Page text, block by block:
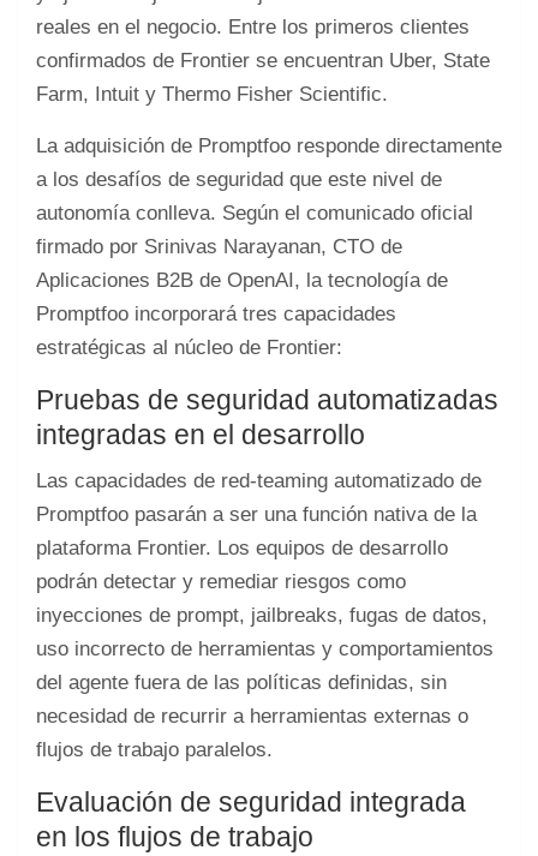
reales en el negocio. Entre los primeros clientes
confirmados de Frontier se encuentran Uber, State
Farm, Intuit y Thermo Fisher Scientific.
La adquisición de Promptfoo responde directamente
a los desafíos de seguridad que este nivel de
autonomía conlleva. Según el comunicado oficial
firmado por Srinivas Narayanan, CTO de
Aplicaciones B2B de OpenAI, la tecnología de
Promptfoo incorporará tres capacidades
estratégicas al núcleo de Frontier:
Pruebas de seguridad automatizadas
integradas en el desarrollo
Las capacidades de red-teaming automatizado de
Promptfoo pasarán a ser una función nativa de la
plataforma Frontier. Los equipos de desarrollo
podrán detectar y remediar riesgos como
inyecciones de prompt, jailbreaks, fugas de datos,
uso incorrecto de herramientas y comportamientos
del agente fuera de las políticas definidas, sin
necesidad de recurrir a herramientas externas o
flujos de trabajo paralelos.
Evaluación de seguridad integrada
en los flujos de trabajo